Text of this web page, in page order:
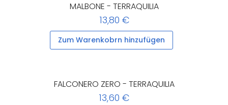
MALBONE - TERRAQUILIA
13,80 €
Zum Warenkobrn hinzufügen
FALCONERO ZERO - TERRAQUILIA
13,60 €